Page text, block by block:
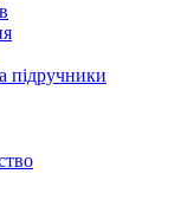
підручники